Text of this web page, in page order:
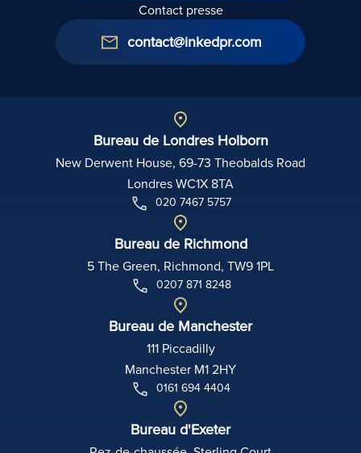
Contact presse
contact@inkedpr.com
Bureau de Londres Holborn
New Derwent House, 69-73 Theobalds Road
Londres WC1X 8TA
020 7467 5757
Bureau de Richmond
5 The Green, Richmond, TW9 1PL
0207 871 8248
Bureau de Manchester
111 Piccadilly
Manchester M1 2HY
0161 694 4404
Bureau d'Exeter